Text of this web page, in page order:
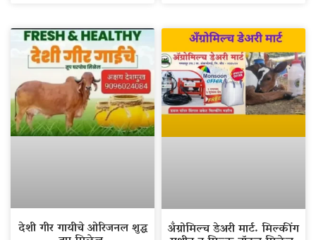
देशी गीर गायीचे ओरिजनल शुद्ध अँग्रोमिल्च डेअरी मार्ट. मिल्कींग